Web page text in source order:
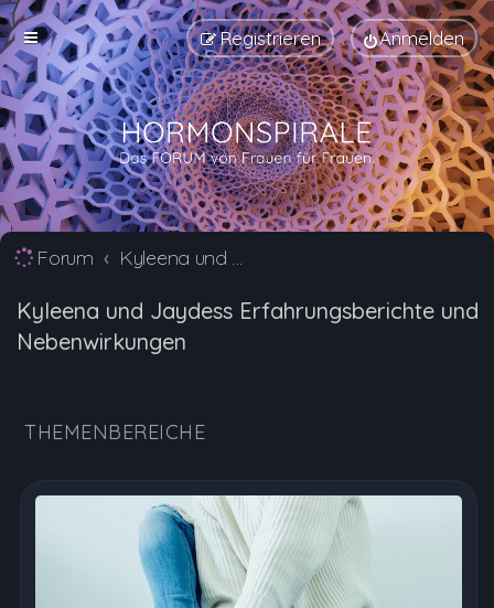
Anmelden
Registrieren
Forum Kyleena und Jaydess Erfahrungsberichte und Nebenwirkungen
Kyleena und Jaydess Erfahrungsberichte und
Nebenwirkungen